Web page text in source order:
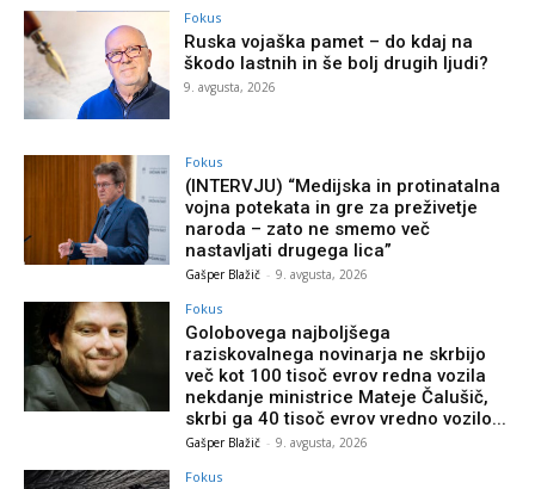
Fokus
Ruska vojaška pamet – do kdaj na
škodo lastnih in še bolj drugih ljudi?
9. avgusta, 2026
Fokus
(INTERVJU) “Medijska in protinatalna
vojna potekata in gre za preživetje
naroda – zato ne smemo več
nastavljati drugega lica”
Gašper Blažič - 9. avgusta, 2026
Fokus
Golobovega najboljšega
raziskovalnega novinarja ne skrbijo
več kot 100 tisoč evrov redna vozila
nekdanje ministrice Mateje Čalušič,
skrbi ga 40 tisoč evrov vredno vozilo...
Gašper Blažič - 9. avgusta, 2026
Fokus